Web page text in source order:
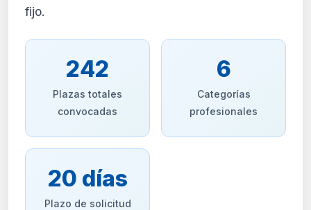
fijo.
242
Plazas totales
convocadas
6
Categorías
profesionales
20 días
Plazo de solicitud